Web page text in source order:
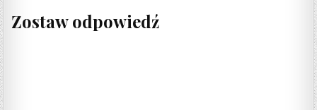
Zostaw odpowiedź